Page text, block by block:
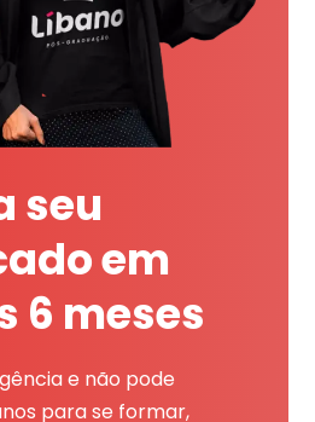
seu
em
6 meses
e não pode
para se formar,